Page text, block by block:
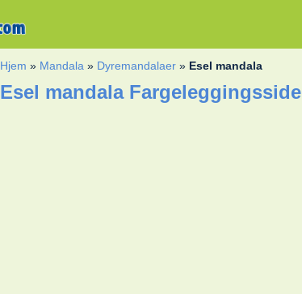
Hjem » Mandala » Dyremandalaer » Esel mandala
Esel mandala Fargeleggingsside